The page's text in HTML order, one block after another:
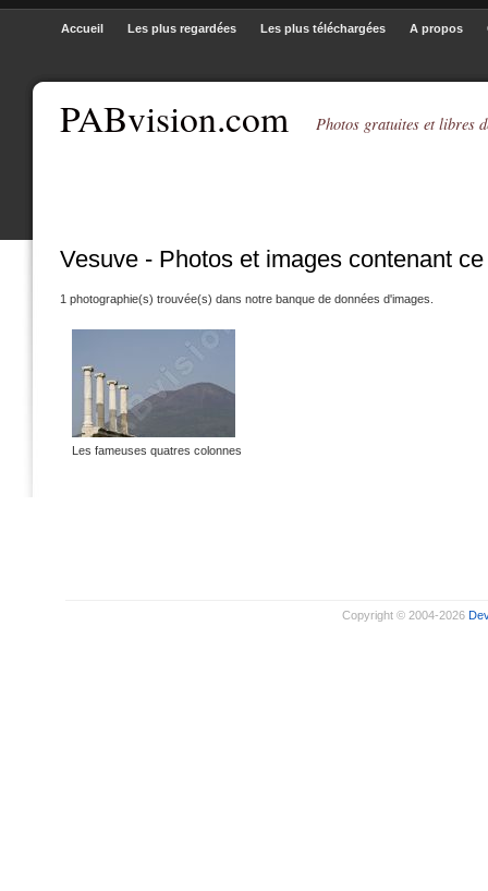
PABvision.com Photos gratuites et libres
Accueil Les plus regardées Les plus téléchargées A propos
Vesuve - Photos et images contenant
1 photographie(s) trouvée(s) dans notre banque de données d'images.
Les fameuses quatres colonnes
Copyright © 2004-2026